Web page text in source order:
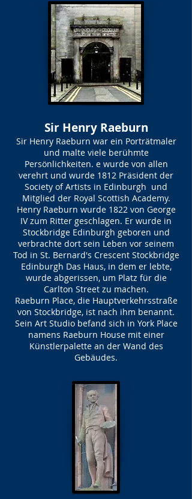
Sir Henry Raeburn
Sir Henry Raeburn war ein Porträtmaler
und malte viele berühmte
Persönlichkeiten. e wurde von allen
verehrt und wurde 1812 Präsident der
Society of Artists in Edinburgh und
Mitglied der Royal Scottish Academy.
Henry Raeburn wurde 1822 von George
IV zum Ritter geschlagen. Er wurde in
Stockbridge Edinburgh geboren und
verbrachte dort sein Leben vor seinem
Tod in St. Bernard's Crescent Stockbridge
Edinburgh Das Haus, in dem er lebte,
wurde abgerissen, um Platz für die
Carlton Street zu machen.
Raeburn Place, die Hauptverkehrsstraße
von Stockbridge, ist nach ihm benannt.
Sein Art Studio befand sich in York Place
namens Raeburn House mit einer
Künstlerpalette an der Wand des
Gebäudes.